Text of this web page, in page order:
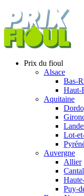
Prix du fioul
Alsace
Bas-
Haut-
Aquitaine
Lot-
Auvergne
Allier
Cantal
Puy-